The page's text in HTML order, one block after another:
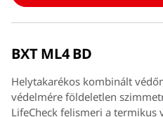
BXT ML4 BD
Helytakarékos kombinált
védelmére földeletlen
LifeCheck felismeri a